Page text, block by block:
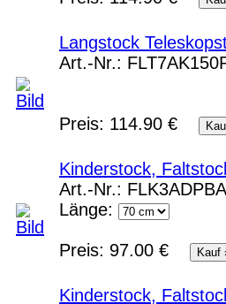
Langstock
Art.-Nr.:
Preis: 114.90 €
Kinderstock,
Art.-Nr.:
Länge:
Preis: 97.00 €
Kinderstock,